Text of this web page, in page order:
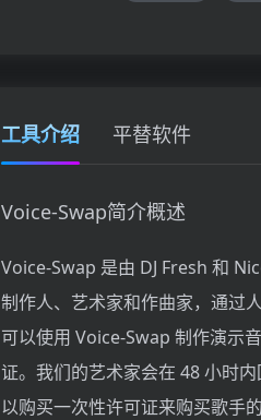
工具介绍 平替软件
Voice-Swap简介概述
Voice-Swap 是由 DJ Fresh 和
制作人、艺术家和作曲家，通过
可以使用 Voice-Swap 制作演示
证。我们的艺术家会在 48 小时
以购买一次性许可证来购买歌手